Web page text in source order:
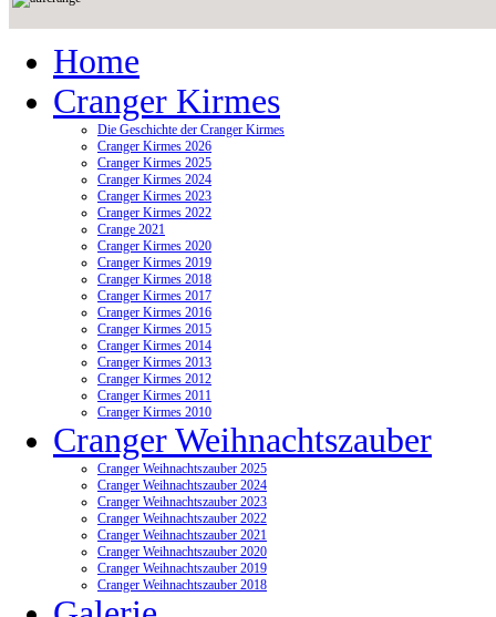
Home
Cranger Kirmes
Die Geschichte der Cranger Kirmes
Cranger Kirmes 2026
Cranger Kirmes 2025
Cranger Kirmes 2024
Cranger Kirmes 2023
Cranger Kirmes 2022
Crange 2021
Cranger Kirmes 2020
Cranger Kirmes 2019
Cranger Kirmes 2018
Cranger Kirmes 2017
Cranger Kirmes 2016
Cranger Kirmes 2015
Cranger Kirmes 2014
Cranger Kirmes 2013
Cranger Kirmes 2012
Cranger Kirmes 2011
Cranger Kirmes 2010
Cranger Weihnachtszauber
Cranger Weihnachtszauber 2025
Cranger Weihnachtszauber 2024
Cranger Weihnachtszauber 2023
Cranger Weihnachtszauber 2022
Cranger Weihnachtszauber 2021
Cranger Weihnachtszauber 2020
Cranger Weihnachtszauber 2019
Cranger Weihnachtszauber 2018